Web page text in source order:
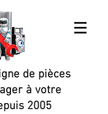
de pièces
à votre
2005